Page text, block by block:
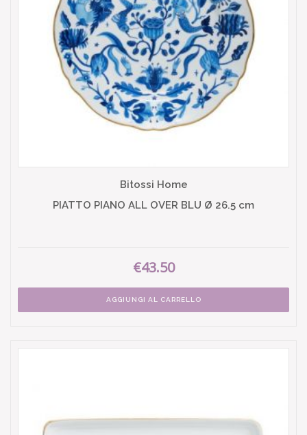
Bitossi Home
PIATTO PIANO ALL OVER BLU Ø 26.5 cm
€43.50
AGGIUNGI AL CARRELLO